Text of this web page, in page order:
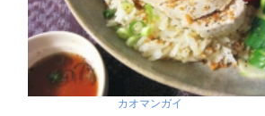
カオマンガイ